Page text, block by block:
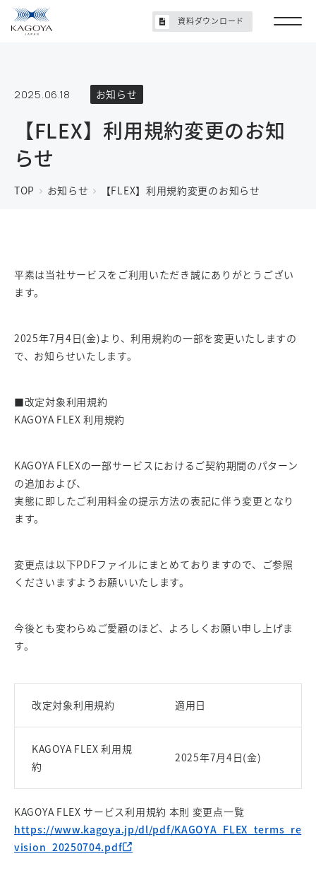
2025.06.18 お知らせ
【FLEX】利用規約変更のお知
らせ
TOP お知らせ 【FLEX】利用規約変更のお知らせ
平素は当社サービスをご利用いただき誠にありがとうござい
ます。
2025年7月4日(金)より、利用規約の一部を変更いたしますの
で、お知らせいたします。
■改定対象利用規約
KAGOYA FLEX 利用規約
KAGOYA FLEXの一部サービスにおけるご契約期間のパターン
の追加および、
実態に即したご利用料金の提示方法の表記に伴う変更となり
ます。
変更点は以下PDFファイルにまとめておりますので、ご参照
くださいますようお願いいたします。
今後とも変わらぬご愛顧のほど、よろしくお願い申し上げま
す。
改定対象利用規約 適用日
KAGOYA FLEX 利用規
約
2025年7月4日(金)
KAGOYA FLEX サービス利用規約 本則 変更点一覧
https://www.kagoya.jp/dl/pdf/KAGOYA_FLEX_terms_re
vision_20250704.pdf
資料ダウンロード